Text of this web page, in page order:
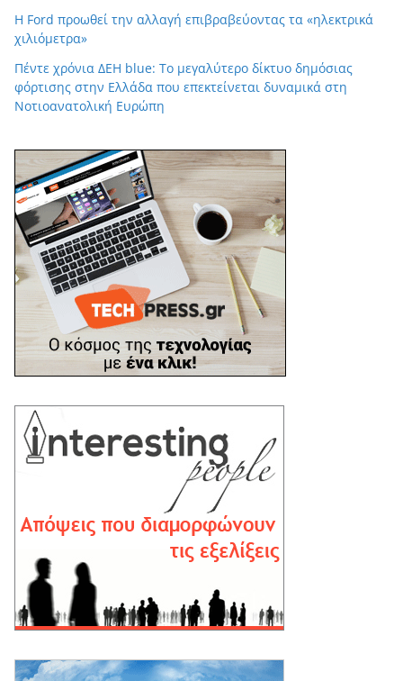
Η Ford προωθεί την αλλαγή επιβραβεύοντας τα «ηλεκτρικά
χιλιόμετρα»
Πέντε χρόνια ΔΕΗ blue: Το μεγαλύτερο δίκτυο δημόσιας
φόρτισης στην Ελλάδα που επεκτείνεται δυναμικά στη
Νοτιοανατολική Ευρώπη